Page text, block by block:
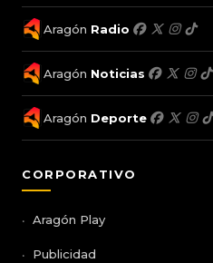
Aragón Radio
Aragón Noticias
Aragón Deporte
CORPORATIVO
Aragón Play
Publicidad